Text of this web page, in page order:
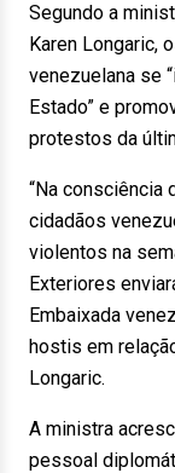
Segundo a
Karen Longaric,
venezuelana se
Estado” e
protestos da
“Na consciência
cidadãos
violentos na
Exteriores
Embaixada
hostis em
Longaric.
A ministra
pessoal